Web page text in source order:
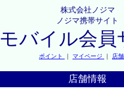
株式会社ノジマ
ノジマ携帯サイト
モバイル会員
ポイント ｜ マイページ ｜ 店
店舗情報